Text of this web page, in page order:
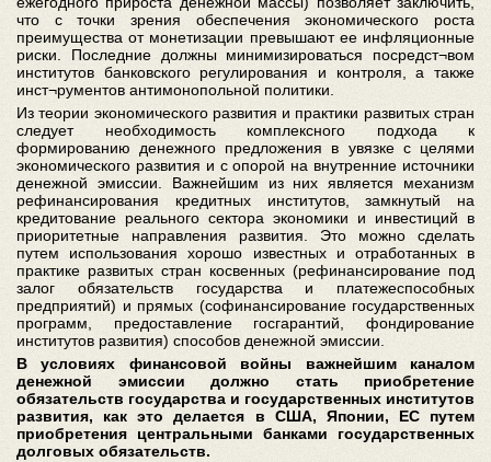
что с точки зрения обеспечения экономического роста
преимущества от монетизации превышают ее инфляционные
риски. Последние должны минимизироваться посредст¬вом
институтов банковского регулирования и контроля, а также
инст¬рументов антимонопольной политики.
Из теории экономического развития и практики развитых стран
следует необходимость комплексного подхода к
формированию денежного предложения в увязке с целями
экономического развития и с опорой на внутренние источники
денежной эмиссии. Важнейшим из них является механизм
рефинансирования кредитных институтов, замкнутый на
кредитование реального сектора экономики и инвестиций в
приоритетные направления развития. Это можно сделать
путем использования хорошо известных и отработанных в
практике развитых стран косвенных (рефинансирование под
залог обязательств государства и платежеспособных
предприятий) и прямых (софинансирование государственных
программ, предоставление госгарантий, фондирование
институтов развития) способов денежной эмиссии.
В условиях финансовой войны важнейшим каналом
денежной эмиссии должно стать приобретение
обязательств государства и государственных институтов
развития, как это делается в США, Японии, ЕС путем
приобретения центральными банками государственных
долговых обязательств.